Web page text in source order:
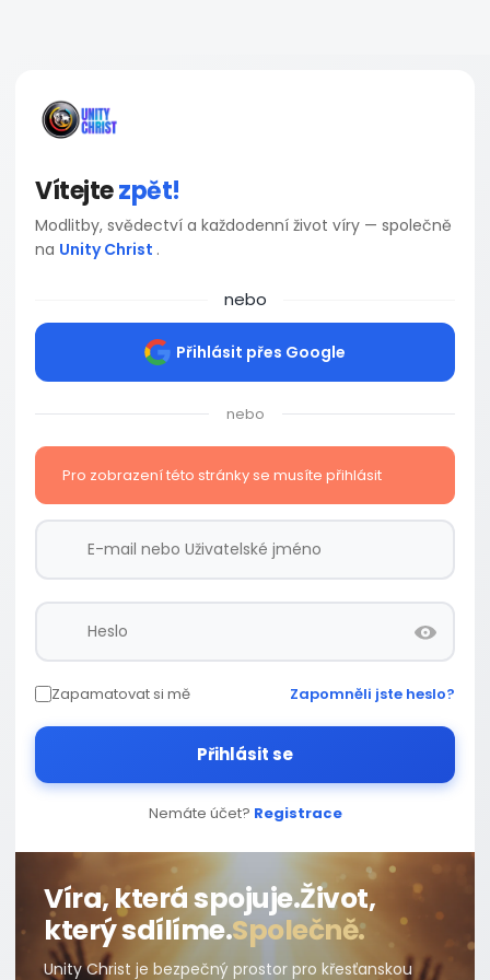
Vítejtezpět!
Modlitby, svědectví a každodenní život víry — společně
na Unity Christ .
nebo
Přihlásit přes Google
nebo
Pro zobrazení této stránky se musíte přihlásit
Zapamatovat si mě Zapomněli jste heslo?
Přihlásit se
Nemáte účet? Registrace
Víra, která spojuje.Život,
který sdílíme.Společně.
Unity Christ je bezpečný prostor pro křesťanskou